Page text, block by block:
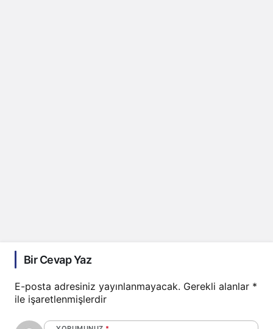
Bir Cevap Yaz
E-posta adresiniz yayınlanmayacak. Gerekli alanlar *
ile işaretlenmişlerdir